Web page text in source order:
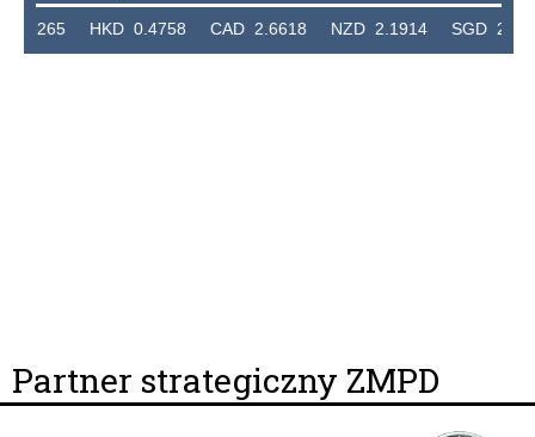
HKD 0.4758 CAD 2.6618 NZD 2.1914 SGD 2.9123
Partner strategiczny ZMPD